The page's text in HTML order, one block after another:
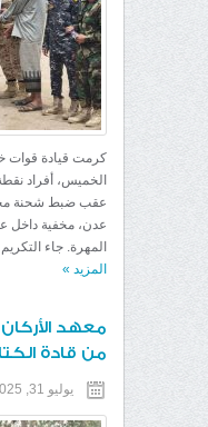
كرمت قيادة قوات
الخميس، أفراد
عقب ضبط شحنة
عدن، مخفية داخل
المهرة. جاء
المزيد »
معهد
من قادة
يوليو 31, 2025